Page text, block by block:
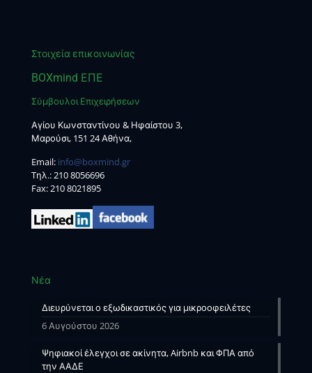
Στοιχεία επικοινωνίας
BOXmind ΕΠΕ
Σύμβουλοι Επιχειρήσεων
Αγίου Κωνσταντίνου & Ηφαίστου 3,
Μαρούσι, 151 24 Αθήνα,
Email: info@boxmind.gr
Tηλ.:210 8056696
Fax: 210 8021895
Νέα
Διευρύνεται ο εξωδικαστικός για μικροοφειλέτες
6 Αυγούστου 2026
Ψηφιακοί έλεγχοι σε ακίνητα, Airbnb και ΦΠΑ από
την ΑΑΔΕ